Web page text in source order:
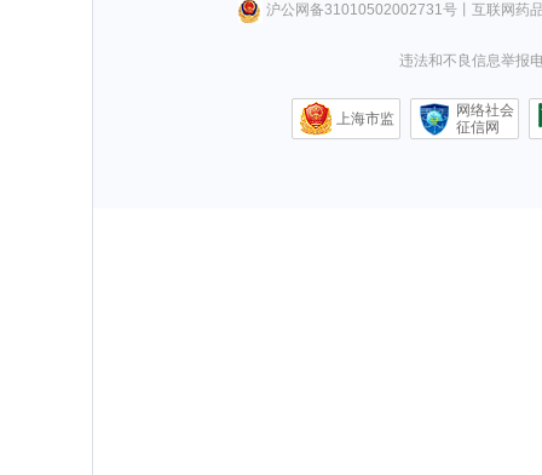
沪公网备31010502002731号丨 互联网药
违法和不良信息举报
上海市监
网络社会
征信网